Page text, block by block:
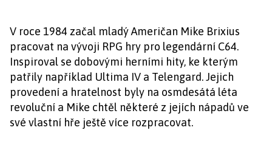
V roce 1984 začal mladý Američan Mike Brixius
pracovat na vývoji RPG hry pro legendární C64.
Inspiroval se dobovými herními hity, ke kterým
patřily například Ultima IV a Telengard. Jejich
provedení a hratelnost byly na osmdesátá léta
revoluční a Mike chtěl některé z jejích nápadů ve
své vlastní hře ještě více rozpracovat.